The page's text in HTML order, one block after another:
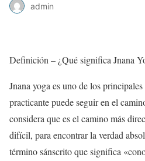
admin
Definición – ¿Qué significa Jnana
Jnana yoga es uno de los
practicante puede seguir en el
considera que es el camino más
difícil, para encontrar la verdad
término sánscrito que significa